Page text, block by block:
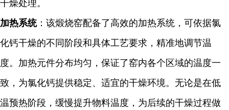
干燥处理。
加热系统：该煅烧窑配备了高效的加热系统，可依据氯
化钙干燥的不同阶段和具体工艺要求，精准地调节温
度。加热元件分布均匀，保证了窑内各个区域的温度一
致，为氯化钙提供稳定、适宜的干燥环境。无论是在低
温预热阶段，缓慢提升物料温度，为后续的干燥过程做